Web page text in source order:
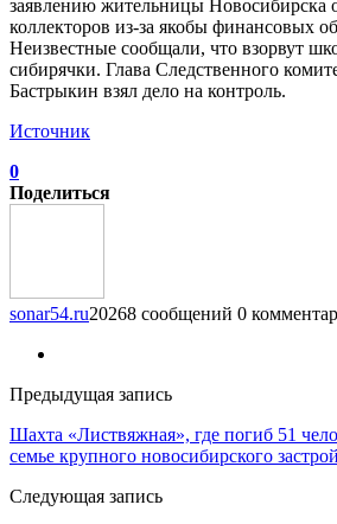
заявлению жительницы Новосибирска
коллекторов из-за якобы финансовых
Неизвестные сообщали, что взорвут
сибирячки. Глава Следственного
Бастрыкин взял дело на контроль.
Источник
0
Поделиться
sonar54.ru20268 сообщений 0
Предыдущая запись
Шахта «Листвяжная», где погиб 51
семье крупного новосибирского
Следующая запись